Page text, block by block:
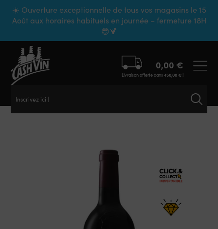
☀️ Ouverture exceptionnelle de tous vos magasins le 15
Août aux horaires habituels en journée – fermeture 18H
😎🍹
Inscrivez ici vo
0,00 €
Livraison offerte dans450,00 €!
Panneau de gestion des cookies